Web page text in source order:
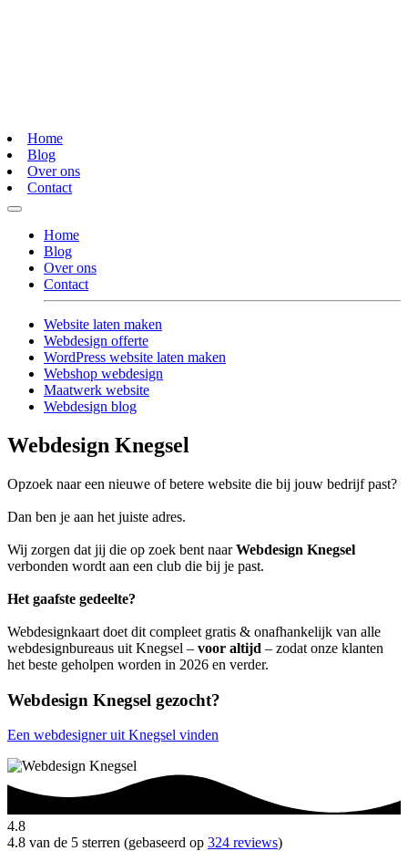
Home
Blog
Over ons
Contact
Home
Blog
Over ons
Contact
Website laten maken
Webdesign offerte
WordPress website laten maken
Webshop webdesign
Maatwerk website
Webdesign blog
Webdesign Knegsel
Opzoek naar een nieuwe of betere website die bij jouw bedrijf past?
Dan ben je aan het juiste adres.
Wij zorgen dat jij die op zoek bent naarWebdesign Knegsel
verbonden wordt aan een club die bij je past.
Het gaafste gedeelte?
Webdesignkaart doet dit compleet gratis & onafhankelijk van alle
webdesignbureaus uit Knegsel – voor altijd – zodat onze klanten
het beste geholpen worden in 2026 en verder.
Webdesign Knegsel gezocht?
Een webdesigner uit Knegsel vinden
4.8
4.8 van de 5 sterren (gebaseerd op 324 reviews)